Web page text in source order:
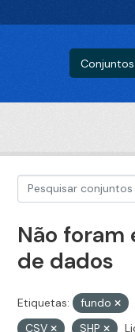
Não
de dados
Etiquetas: fundo
CSV
SHP